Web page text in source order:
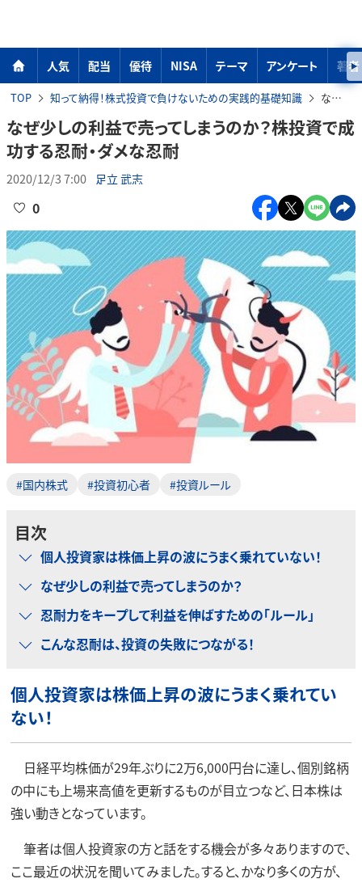
人気 配当 優待 NISA テーマ アンケート 著者
TOP 知って納得！株式投資で負けないための実践的基礎知識 なぜ少しの利益で売ってしまうのか？株投資で成功する忍耐・ダメな忍耐
なぜ少しの利益で売ってしまうのか？株投資で成
功する忍耐・ダメな忍耐
2020/12/3 7:00 足立 武志
0
#国内株式 #投資初心者 #投資ルール
目次
個人投資家は株価上昇の波にうまく乗れていない！
なぜ少しの利益で売ってしまうのか？
忍耐力をキープして利益を伸ばすための「ルール」
こんな忍耐は、投資の失敗につながる！
個人投資家は株価上昇の波にうまく乗れてい
ない！
日経平均株価が29年ぶりに2万6,000円台に達し、個別銘柄
の中にも上場来高値を更新するものが目立つなど、日本株は
強い動きとなっています。
筆者は個人投資家の方と話をする機会が多々ありますので、
ここ最近の状況を聞いてみました。すると、かなり多くの方が、